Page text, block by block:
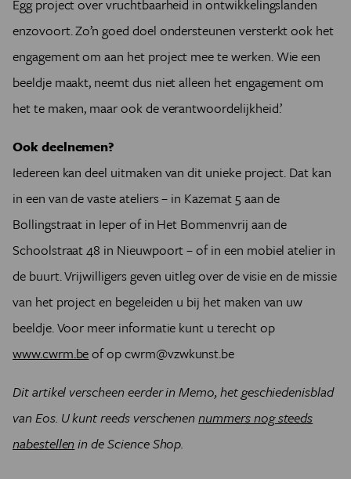
Egg project over vruchtbaarheid in ontwikkelingslanden
enzovoort. Zo’n goed doel ondersteunen versterkt ook het
engagement om aan het project mee te werken. Wie een
beeldje maakt, neemt dus niet alleen het engagement om
het te maken, maar ook de verantwoordelijkheid.’
Ook deelnemen?
Iedereen kan deel uitmaken van dit unieke project. Dat kan
in een van de vaste ateliers – in Kazemat 5 aan de
Bollingstraat in Ieper of in Het Bommenvrij aan de
Schoolstraat 48 in Nieuwpoort – of in een mobiel atelier in
de buurt. Vrijwilligers geven uitleg over de visie en de missie
van het project en begeleiden u bij het maken van uw
beeldje. Voor meer informatie kunt u terecht op
www.cwrm.beof op cwrm@vzwkunst.be
Dit artikel verscheen eerder in Memo, het geschiedenisblad
van Eos. U kunt reeds verschenennummers nog steeds
nabestellenin de Science Shop.